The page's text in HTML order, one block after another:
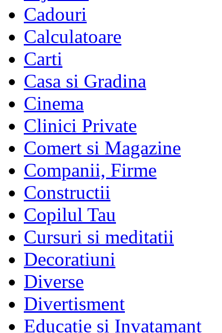
Cadouri
Calculatoare
Carti
Casa si Gradina
Cinema
Clinici Private
Comert si Magazine
Companii, Firme
Constructii
Copilul Tau
Cursuri si meditatii
Decoratiuni
Diverse
Divertisment
Educatie si Invatamant